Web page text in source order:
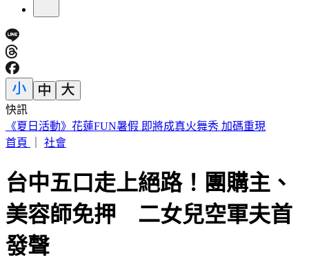
快訊
快訊／阿拉斯加規模5.6地震！震源深度僅10公里
首頁
社會
台中五口走上絕路！團購主、
美容師免押 二女兒空軍夫首
發聲